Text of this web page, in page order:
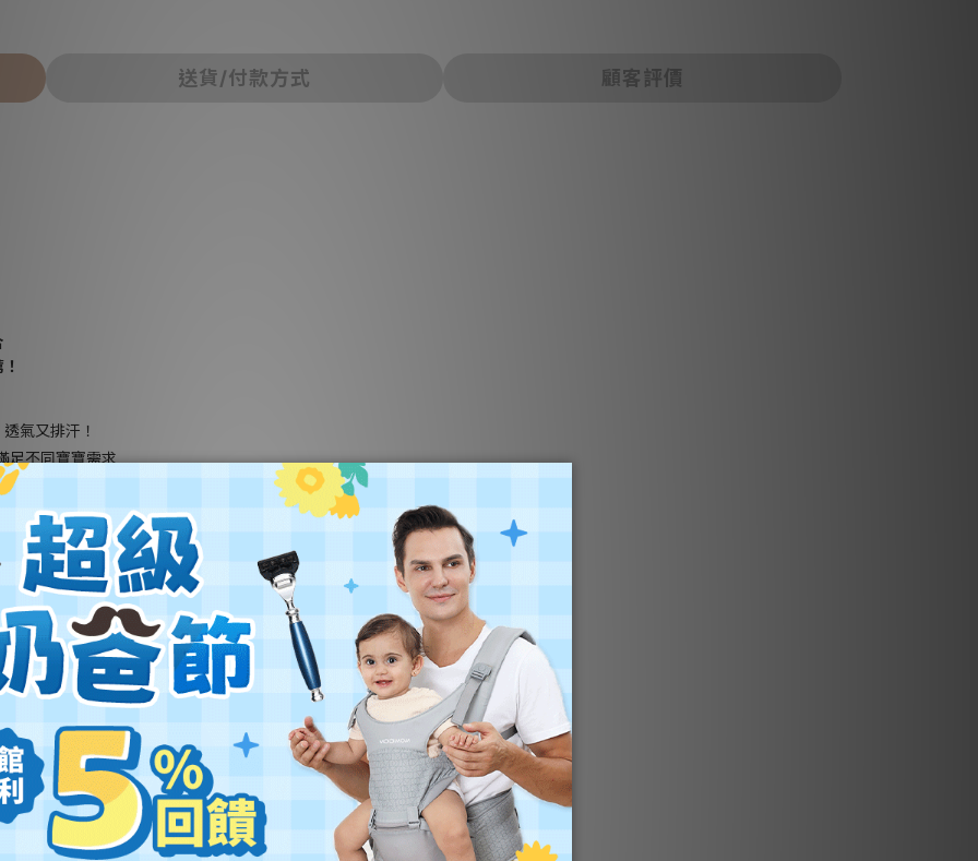
送貨/付款方式 顧客評價
氣又排汗！
足不同寶寶需求
使用
溫效果，適合怕熱的寶寶！
達99.9%
與清潔
順利